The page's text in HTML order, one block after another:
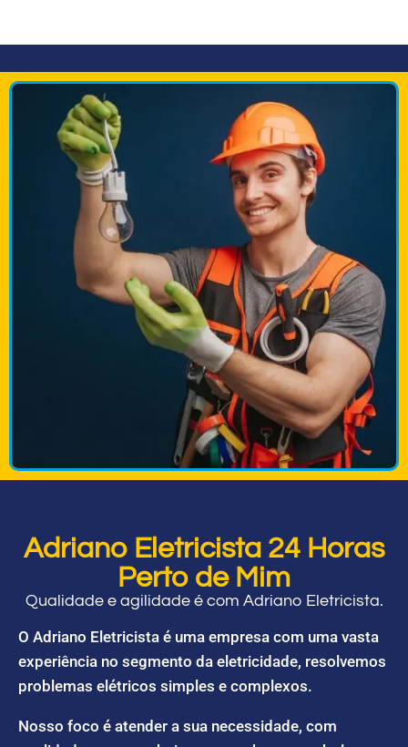
Adriano Eletricista 24 Horas
Perto de Mim
Qualidade e agilidade é com Adriano Eletricista.
O Adriano Eletricista é uma empresa com uma vasta
experiência no segmento da eletricidade, resolvemos
problemas elétricos simples e complexos.
Nosso foco é atender a sua necessidade, com